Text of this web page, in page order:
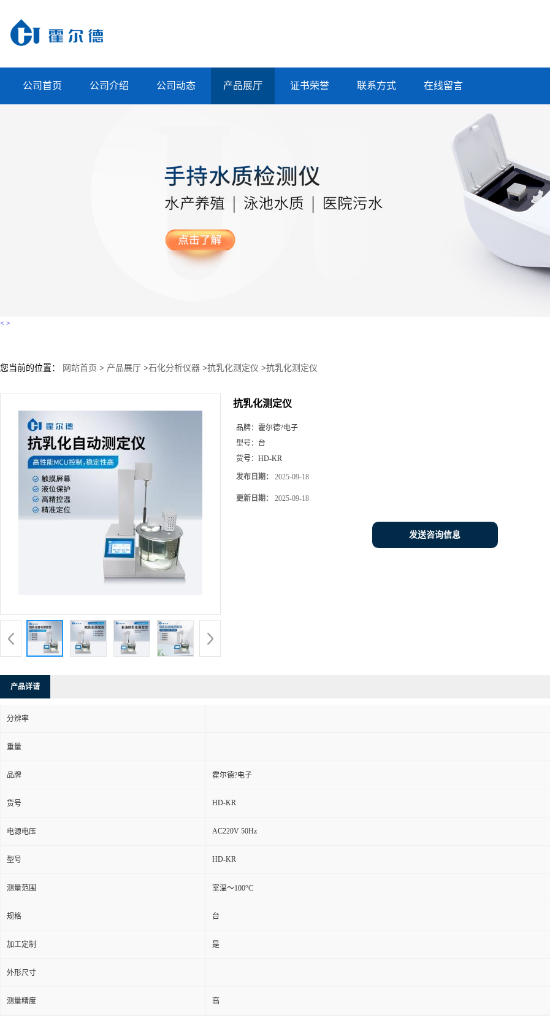
公司首页 公司介绍 公司动态 产品展厅 证书荣誉 联系方式 在线留言
< >
您当前的位置： 网站首页 > 产品展厅 >石化分析仪器 >抗乳化测定仪 >抗乳化测定仪
抗乳化测定仪
品牌： 霍尔德?电子
型号： 台
货号： HD-KR
发布日期： 2025-09-18
更新日期： 2025-09-18
发送咨询信息
产品详请
分辨率
重量
品牌 霍尔德?电子
货号 HD-KR
电源电压 AC220V 50Hz
型号 HD-KR
测量范围 室温～100°C
规格 台
加工定制 是
外形尺寸
测量精度 高